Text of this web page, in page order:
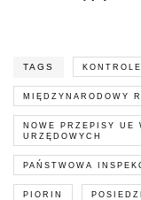
TAGS
MIĘDZYNARODOWY
NOWE PRZEPISY UE
URZĘDOWYCH
PAŃSTWOWA
PIORIN